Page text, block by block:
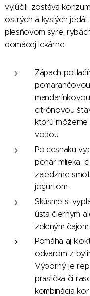
vylúčili, zostáva
ostrých a kyslých
plesňovom syre,
domácej lekárne.
Zápach
pomarančovou,
citrónovou
ktorú môžeme
vodou.
Po cesnaku
pohár mlieka,
zajedzme
jogurtom.
Skúsme si
ústa čiernym
zeleným čajom.
Pomáha aj
odvarom z
Výborný je
praslička či
kombinácia